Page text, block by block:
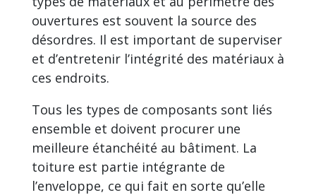
ouvertures est souvent la source des
désordres. Il est important de superviser
et d’entretenir l’intégrité des matériaux à
ces endroits.
Tous les types de composants sont liés
ensemble et doivent procurer une
meilleure étanchéité au bâtiment. La
toiture est partie intégrante de
l’enveloppe, ce qui fait en sorte qu’elle